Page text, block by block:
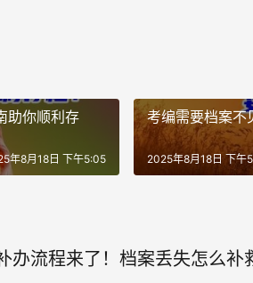
助你顺利存
年8月18日 下午5:05
考编需要档案不
2025年8月18日 下午
办流程来了！档案丢失怎么补